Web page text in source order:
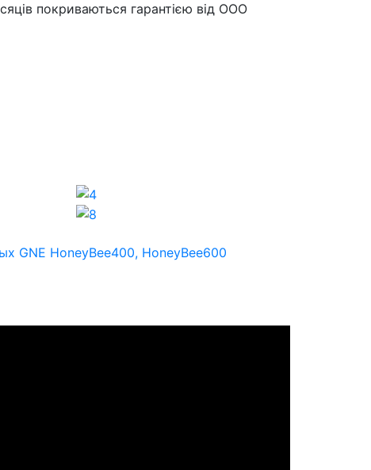
покриваються гарантією від OOO
GNE HoneyBee400, HoneyBee600